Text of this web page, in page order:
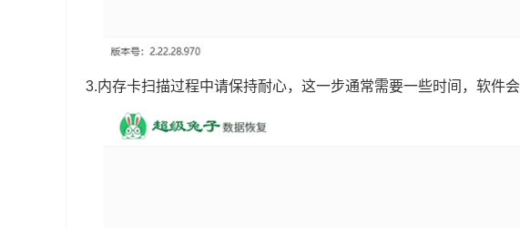
3.内存卡扫描过程中请保持耐心，这一步通常需要一些时间，软件会